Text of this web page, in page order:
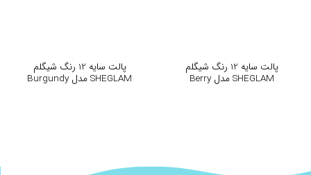
پالت سایه 12 رنگ شیگلم
SHEGLAM مدل Berry
پالت سایه 12 رنگ شیگلم
SHEGLAM مدل Burgundy